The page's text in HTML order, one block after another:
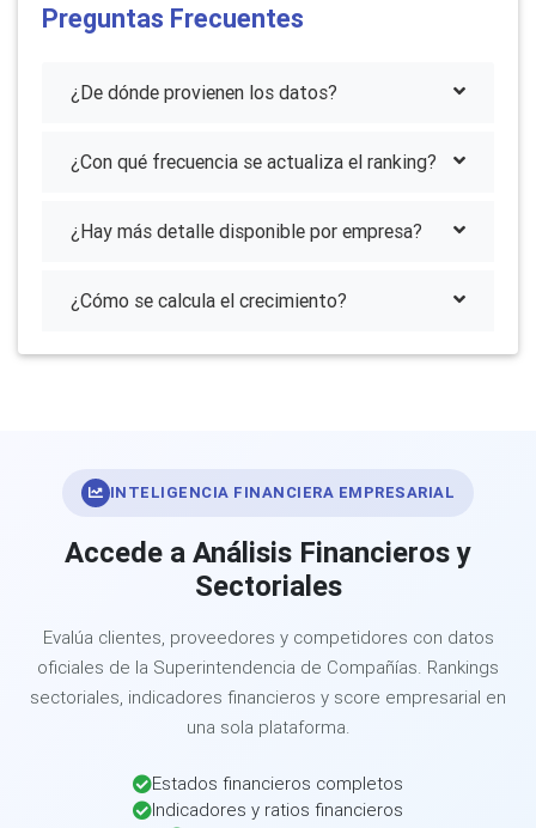
Preguntas Frecuentes
¿De dónde provienen los datos?
¿Con qué frecuencia se actualiza el ranking?
¿Hay más detalle disponible por empresa?
¿Cómo se calcula el crecimiento?
INTELIGENCIA FINANCIERA EMPRESARIAL
Accede a Análisis Financieros y
Sectoriales
Evalúa clientes, proveedores y competidores con datos
oficiales de la Superintendencia de Compañías. Rankings
sectoriales, indicadores financieros y score empresarial en
una sola plataforma.
Estados financieros completos
Indicadores y ratios financieros